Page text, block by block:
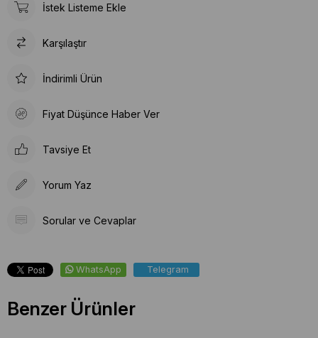
İstek Listeme Ekle
Karşılaştır
İndirimli Ürün
Fiyat Düşünce Haber Ver
Tavsiye Et
Yorum Yaz
Sorular ve Cevaplar
WhatsApp Telegram
Benzer Ürünler